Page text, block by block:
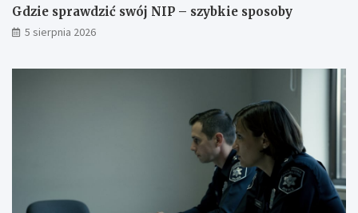
Gdzie sprawdzić swój NIP – szybkie sposoby
5 sierpnia 2026